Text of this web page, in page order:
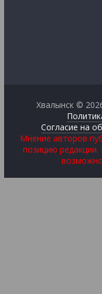
Хвалынск ©
Согласие на
Мнение авторов
позицию